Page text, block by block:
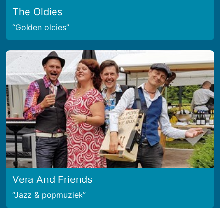
The Oldies
Golden oldies
Vera And Friends
Jazz & popmuziek